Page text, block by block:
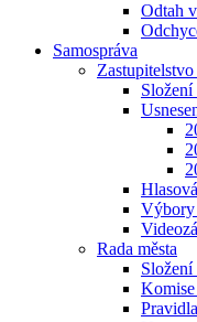
Odtah
Samospráva
Zastupitelstvo
Rada města